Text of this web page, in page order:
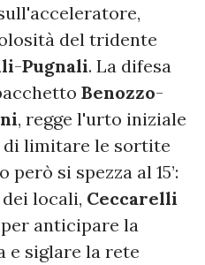
del tridente
-Pugnali. La difesa
Benozzo-
, regge l'urto iniziale
di limitare le sortite
si spezza al 15’:
locali, Ceccarelli
anticipare la
e siglare la rete